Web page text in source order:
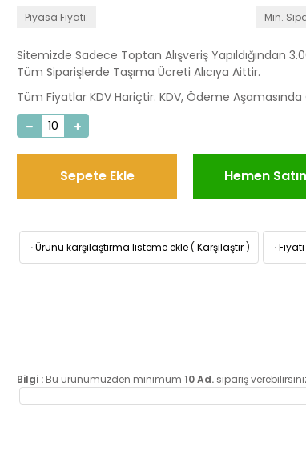
Piyasa Fiyatı: Min.
Sitemizde Sadece Toptan Alışveriş Yapıldığından
Tüm Siparişlerde Taşıma Ücreti Alıcıya Aittir.
Tüm Fiyatlar KDV Hariçtir. KDV, Ödeme
Sepete Ekle Hemen
·Ürünü karşılaştırma listeme ekle ( Karşılaştır ) ·
Bilgi : Bu ürünümüzden minimum 10 Ad. sipariş